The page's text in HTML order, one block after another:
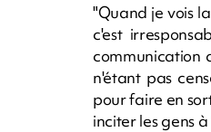
"Quand je vois
c'est
communication
n'étant pas
pour faire en
inciter les gens